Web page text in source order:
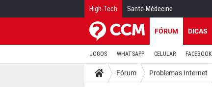
High-Tech Santé-Médecine
FÓRUM DICAS
JOGOS WHATSAPP CELULAR FACEBOOK
Fórum Problemas Internet